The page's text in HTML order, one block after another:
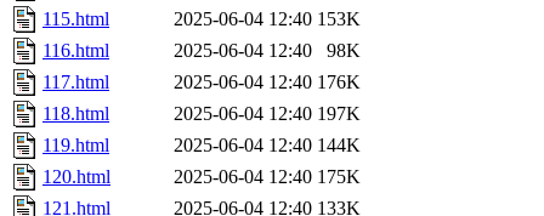
115.html
2025-06-04 12:40 153K
116.html
2025-06-04 12:40
98K
117.html
2025-06-04 12:40 176K
118.html
2025-06-04 12:40 197K
119.html
2025-06-04 12:40 144K
120.html
2025-06-04 12:40 175K
121.html
2025-06-04 12:40 133K